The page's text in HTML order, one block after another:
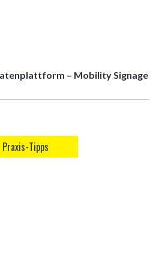
– Mobility Signage
Praxis-Tipps